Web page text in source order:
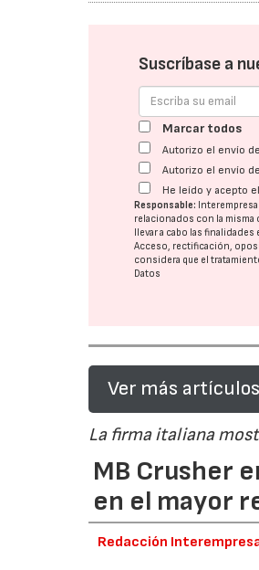
Suscríbase a
Marcar todos
Autorizo el envío
Autorizo el envío
He leído y acepto
Responsable:
relacionados con la
llevar a cabo las
Acceso, rectificación,
considera que el
Datos
Ver más
La firma italiana
MB Crusher
en el mayor
Redacción